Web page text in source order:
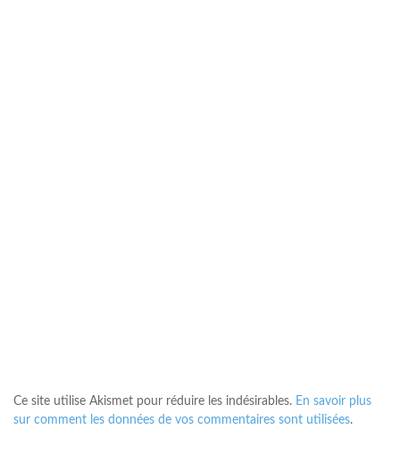
Ce site utilise Akismet pour réduire les indésirables. En savoir plus
sur comment les données de vos commentaires sont utilisées.